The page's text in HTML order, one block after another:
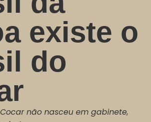
existe o
do
não nasceu em gabinete,